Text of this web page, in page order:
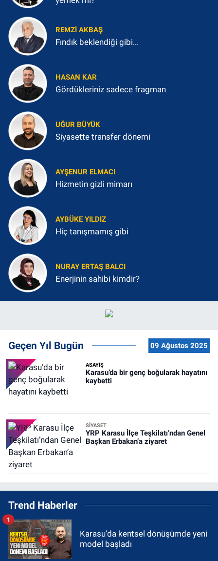
REMZI AKBAŞ
Fındık beklendiği gibi...
HASAN KAR
Gördükleriniz sadece fragman
UĞUR BÜYÜK
Siyasette transfer dönemi
AYŞENUR ELMACI
Hizmetin gizli mimarı
AYBÜKE YILDIZ
Hiç tanışmamış gibi
NURAY ERTAŞ BALCI
Enerjinin sahibi kimdir?
Geçen Yıl Bugün 09 Ağustos 2025
ASAYİŞ
Karasu’da bir genç boğularak hayatını
kaybetti
SİYASET
YRP Karasu İlçe Teşkilatı’ndan Genel
Başkan Erbakan’a ziyaret
Trend Haberler
Karasu'da kentsel dönüşümde yeni
model başladı
1